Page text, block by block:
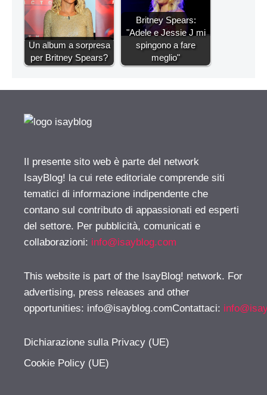
Un album a sorpresa
per Britney Spears?
Britney Spears:
"Adele e Jessie J mi
spingono a fare
meglio"
Il presente sito web è parte del network
IsayBlog! la cui rete editoriale comprende siti
tematici di informazione indipendente che
contano sul contributo di appassionati ed esperti
del settore. Per pubblicità, comunicati e
collaborazioni: info@isayblog.com
This website is part of the IsayBlog! network. For
advertising, press releases and other
opportunities: info@isayblog.comContattaci:
Dichiarazione sulla Privacy (UE)
Cookie Policy (UE)